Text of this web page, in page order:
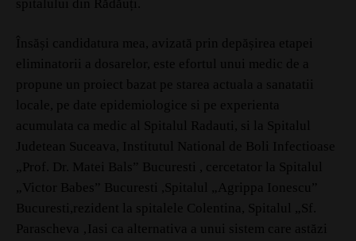
spitalului din Rădăuți.
Însăși candidatura mea, avizată prin depășirea etapei
eliminatorii a dosarelor, este efortul unui medic de a
propune un proiect bazat pe starea actuala a sanatatii
locale, pe date epidemiologice si pe experienta
acumulata ca medic al Spitalul Radauti, si la Spitalul
Judetean Suceava, Institutul National de Boli Infectioase
„Prof. Dr. Matei Bals” Bucuresti , cercetator la Spitalul
„Victor Babes” Bucuresti ,Spitalul „Agrippa Ionescu”
Bucuresti,rezident la spitalele Colentina, Spitalul „Sf.
Parascheva ‚Iasi ca alternativa a unui sistem care astăzi